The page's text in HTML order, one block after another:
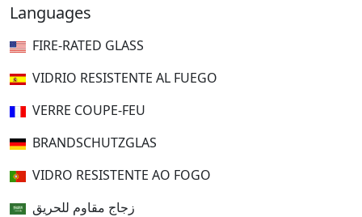
Languages
FIRE-RATED GLASS
VIDRIO RESISTENTE AL FUEGO
VERRE COUPE-FEU
BRANDSCHUTZGLAS
VIDRO RESISTENTE AO FOGO
زجاج مقاوم للحريق